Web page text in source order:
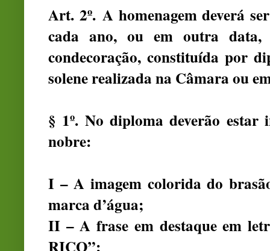
Art. 2º. A homenagem deverá
cada ano, ou em outra data,
condecoração, constituída por
solene realizada na Câmara ou
§ 1º. No diploma deverão estar
nobre:
I – A imagem colorida do
marca d’água;
II – A frase em destaque em
RICO”;